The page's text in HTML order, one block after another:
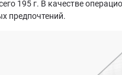
195 г. В качестве
предпочтений.